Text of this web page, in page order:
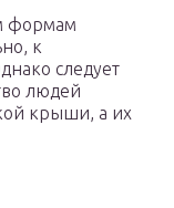
формам
к
следует
людей
крыши, а их